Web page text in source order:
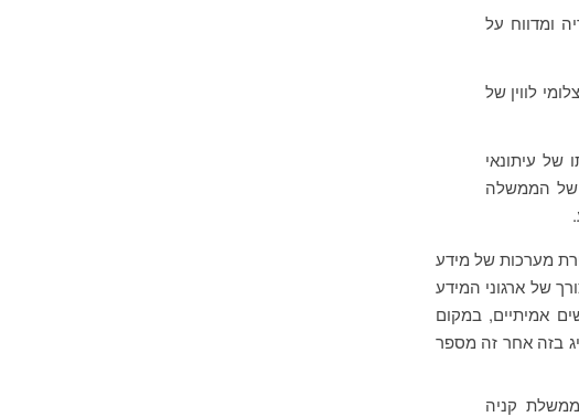
ומדווח על
לווין של
של עיתונאי
של הממשלה
מערכות של מידע
של ארגוני המידע
אמיתיים, במקום
בזה אחר זה מספר
קניה